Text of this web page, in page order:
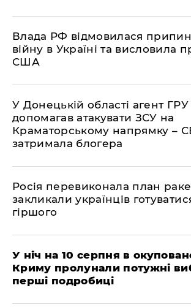
Влада РФ відмовилася
війну в Україні та висловила
США
У Донецькій області агент
допомагав атакувати ЗСУ на
Краматорському напрямку –
затримала блогера
Росія перевиконала план
закликали українців
гіршого
У ніч на 10 серпня в
Криму пролунали потужні
перші подробиці